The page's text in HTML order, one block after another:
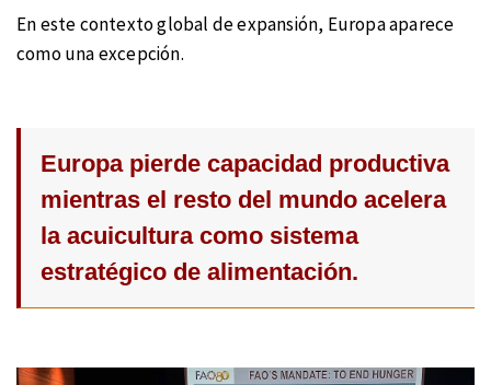
En este contexto global de expansión, Europa aparece
como una excepción.
Europa pierde capacidad productiva
mientras el resto del mundo acelera
la acuicultura como sistema
estratégico de alimentación.